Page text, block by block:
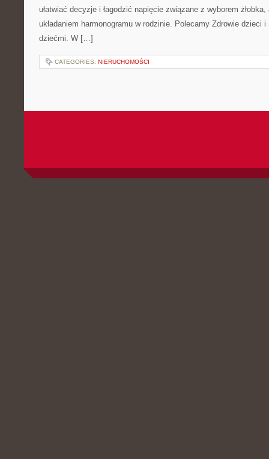
ułatwiać decyzje i łagodzić napięcie związane z wyborem
układaniem harmonogramu w rodzinie. Polecamy Zdrowie dzieci
dziećmi. W […]
CATEGORIES: NIERUCHOMOŚCI